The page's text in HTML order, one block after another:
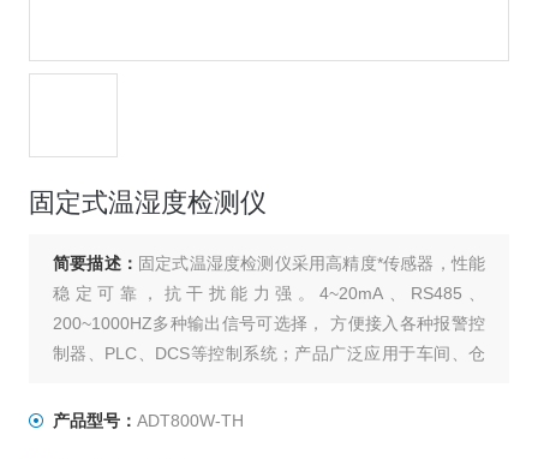
固定式温湿度检测仪
简要描述： 固定式温湿度检测仪采用高精度*传感器，性能
稳定可靠，抗干扰能力强。4~20mA、RS485、
200~1000HZ多种输出信号可选择， 方便接入各种报警控
制器、PLC、DCS等控制系统；产品广泛应用于车间、仓
产品型号： ADT800W-TH